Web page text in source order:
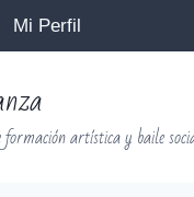
Mi Perfil
formación artística y baile